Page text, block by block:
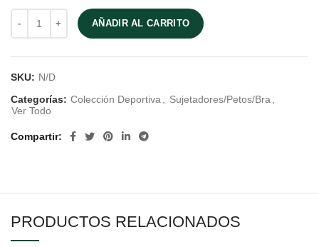
AÑADIR AL CARRITO
SKU: N/D
Categorías: Colección Deportiva Sujetadores/Petos/Bra
Ver Todo
Compartir
PRODUCTOS RELACIONADOS